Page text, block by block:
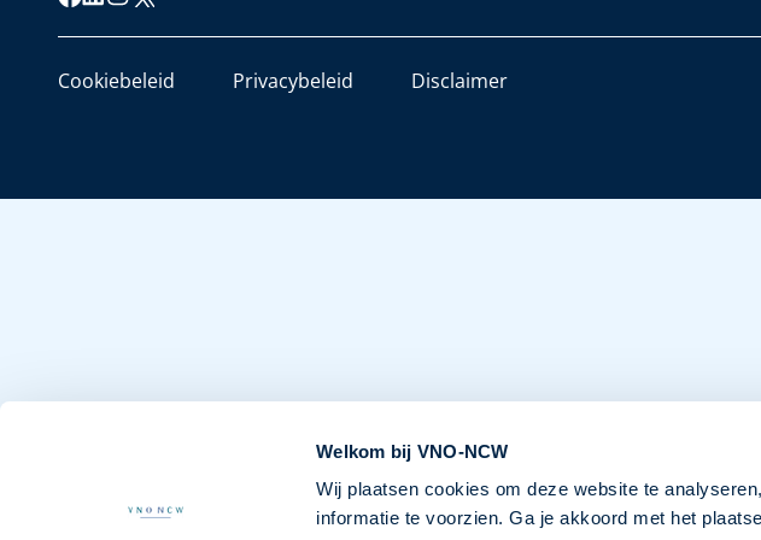
Welkom bij VNO-NCW
Wij plaatsen cookies om deze website te
informatie te voorzien. Ga je akkoord met het
Cookiebeleid Privacybeleid Disclaimer